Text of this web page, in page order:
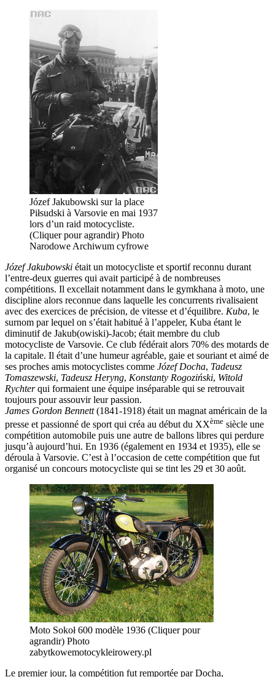
Józef Jakubowski sur la place
Piłsudski à Varsovie en mai 1937
lors d’un raid motocycliste.
(Cliquer pour agrandir) Photo
Narodowe Archiwum cyfrowe
Józef Jakubowski était un motocycliste et sportif reconnu durant
l’entre-deux guerres qui avait participé à de nombreuses
compétitions. Il excellait notamment dans le gymkhana à moto, une
discipline alors reconnue dans laquelle les concurrents rivalisaient
avec des exercices de précision, de vitesse et d’équilibre. Kuba, le
surnom par lequel on s’était habitué à l’appeler, Kuba étant le
diminutif de Jakub(owiski)-Jacob; était membre du club
motocycliste de Varsovie. Ce club fédérait alors 70% des motards de
la capitale. Il était d’une humeur agréable, gaie et souriant et aimé de
ses proches amis motocyclistes comme Józef Docha, Tadeusz
Tomaszewski, Tadeusz Heryng, Konstanty Rogoziński, Witold
Rychterqui formaient une équipe inséparable qui se retrouvait
toujours pour assouvir leur passion.
James Gordon Bennett(1841-1918) était un magnat américain de la
presse et passionné de sport qui créa au début du XXème siècle une
compétition automobile puis une autre de ballons libres qui perdure
jusqu’à aujourd’hui. En 1936 (également en 1934 et 1935), elle se
déroula à Varsovie. C’est à l’occasion de cette compétition que fut
organisé un concours motocycliste qui se tint les 29 et 30 août.
Moto Sokoł 600 modèle 1936 (Cliquer pour
agrandir) Photo
zabytkowemotocykleirowery.pl
Le premier jour, la compétition fut remportée par Docha,